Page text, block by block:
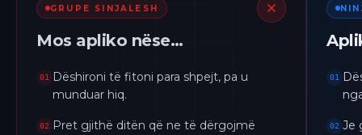
GRUPE SINJALESH
Mos apliko nëse…
01
Dëshironi të fitoni para shpejt, pa u
munduar hiq.
02
Pret gjithë ditën që ne të dërgojmë
01
02 Je